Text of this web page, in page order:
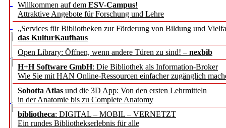
Willkommen auf dem ESV-Campus!
Attraktive Angebote für Forschung und Lehre
„Services für Bibliotheken zur Förderung von Bildung und
das KulturKaufhaus
Open Library: Öffnen, wenn andere Türen zu sind! – nexbib
H+H Software GmbH: Die Bibliothek als Information-Broker
Wie Sie mit HAN Online-Ressourcen einfacher zugänglich
Sobotta Atlas und die 3D App: Von den ersten Lehrmitteln
in der Anatomie bis zu Complete Anatomy
bibliotheca: DIGITAL – MOBIL – VERNETZT
Ein rundes Bibliothekserlebnis für alle